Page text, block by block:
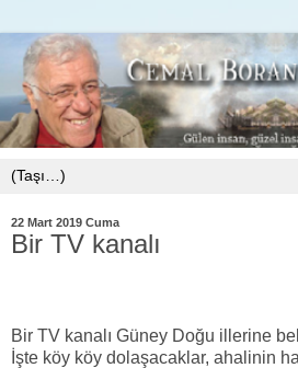
22 Mart 2019 Cuma
Bir TV kanalı
Bir TV kanalı Güney Doğu illerine
İşte köy köy dolaşacaklar, ahalinin